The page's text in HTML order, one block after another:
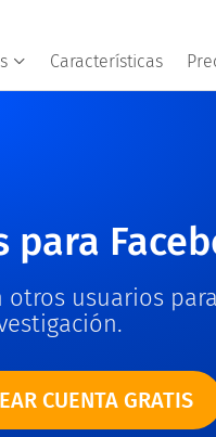
Características
para
otros usuarios
CUENTA GRATIS